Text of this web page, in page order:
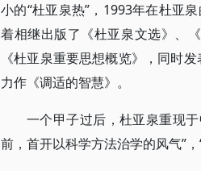
小的“杜亚泉热”，1993年在杜亚
着相继出版了《杜亚泉文选》、
《杜亚泉重要思想概览》，同时
力作《调适的智慧》。
一个甲子过后，杜亚泉重现
前，首开以科学方法治学的风气”